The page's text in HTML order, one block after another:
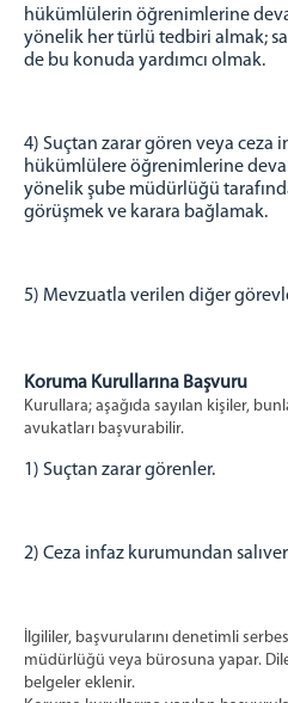
hükümlülerin öğrenimlerine
yönelik her türlü tedbiri almak;
de bu konuda yardımcı olmak.
4) Suçtan zarar gören veya ceza
hükümlülere öğrenimlerine
yönelik şube müdürlüğü
görüşmek ve karara bağlamak.
5) Mevzuatla verilen diğer
Koruma Kurullarına Başvuru
Kurullara; aşağıda sayılan kişiler,
avukatları başvurabilir.
1) Suçtan zarar görenler.
2) Ceza infaz kurumundan
İlgililer, başvurularını denetimli
müdürlüğü veya bürosuna yapar.
belgeler eklenir.